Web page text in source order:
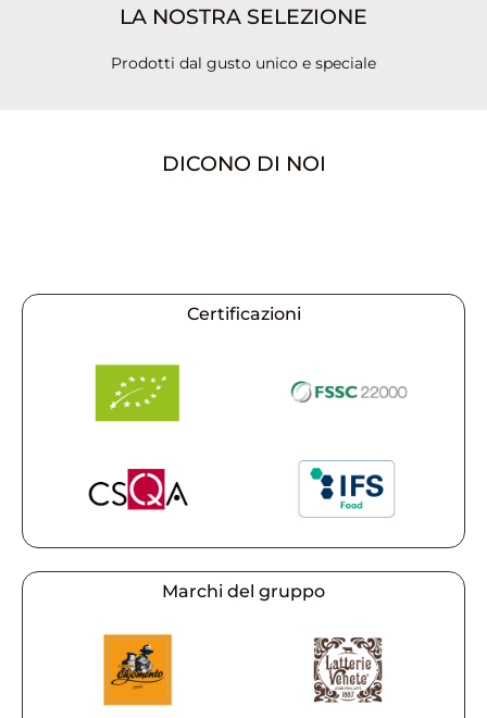
LA NOSTRA SELEZIONE
Prodotti dal gusto unico e speciale
DICONO DI NOI
Certificazioni
Marchi del gruppo